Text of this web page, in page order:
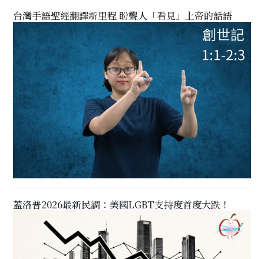
台灣手語聖經翻譯新里程 盼聾人「看見」上帝的話語
蓋洛普2026最新民調：美國LGBT支持度首度大跌！